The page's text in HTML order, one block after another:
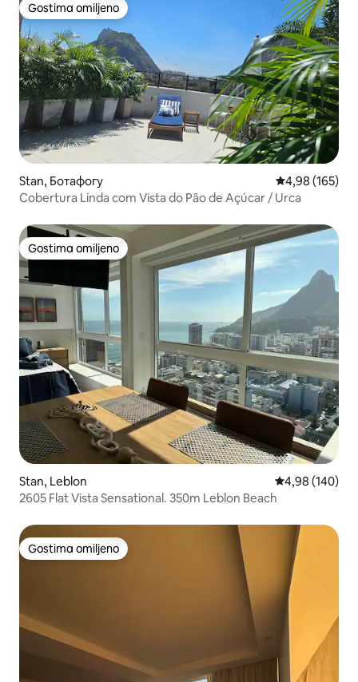
Gostima omiljeno
Gostima omiljeno
Stan, Ботафогу Prosečna
4,98 (165)
Cobertura Linda com Vista do Pão de Açúcar / Urca
Gostima omiljeno
Gostima omiljeno
Stan, Leblon Prosečna
4,98 (140)
2605 Flat Vista Sensational. 350m Leblon Beach
Gostima omiljeno
Gostima omiljeno